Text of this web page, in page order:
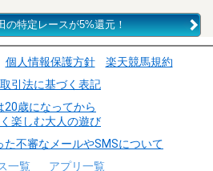
の特定レースが5%還元！
個人情報保護方針
楽天競馬規約
引法に基づく表記
20歳になってから
楽しむ大人の遊び
た不審なメールやSMSについて
一覧
アプリ一覧